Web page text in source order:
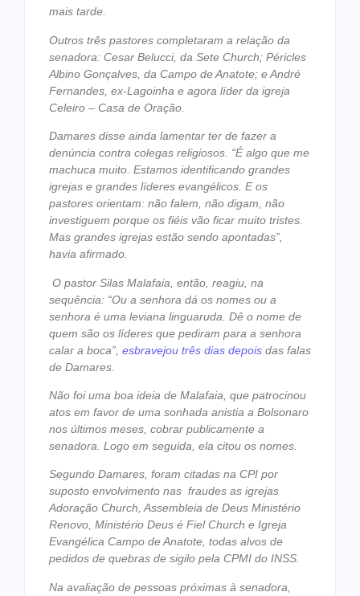
mais tarde.
Outros três pastores completaram a relação da
senadora: Cesar Belucci, da Sete Church; Péricles
Albino Gonçalves, da Campo de Anatote; e André
Fernandes, ex-Lagoinha e agora líder da igreja
Celeiro – Casa de Oração.
Damares disse ainda lamentar ter de fazer a
denúncia contra colegas religiosos. “É algo que me
machuca muito. Estamos identificando grandes
igrejas e grandes líderes evangélicos. E os
pastores orientam: não falem, não digam, não
investiguem porque os fiéis vão ficar muito tristes.
Mas grandes igrejas estão sendo apontadas”,
havia afirmado.
O pastor Silas Malafaia, então, reagiu, na
sequência: “Ou a senhora dá os nomes ou a
senhora é uma leviana linguaruda. Dê o nome de
quem são os líderes que pediram para a senhora
calar a boca”, esbravejou três dias depois das falas
de Damares.
Não foi uma boa ideia de Malafaia, que patrocinou
atos em favor de uma sonhada anistia a Bolsonaro
nos últimos meses, cobrar publicamente a
senadora. Logo em seguida, ela citou os nomes.
Segundo Damares, foram citadas na CPI por
suposto envolvimento nas fraudes as igrejas
Adoração Church, Assembleia de Deus Ministério
Renovo, Ministério Deus é Fiel Church e Igreja
Evangélica Campo de Anatote, todas alvos de
pedidos de quebras de sigilo pela CPMI do INSS.
Na avaliação de pessoas próximas à senadora,